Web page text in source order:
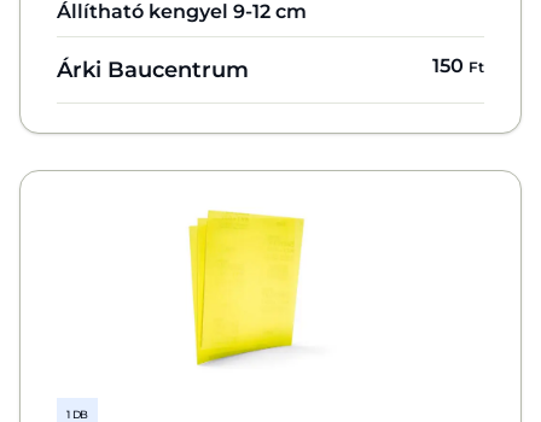
Állítható kengyel 9-12 cm
Árki Baucentrum 150 Ft
1 DB